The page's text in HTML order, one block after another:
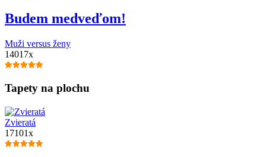
Budem medveďom!
Muži versus ženy
14017x
Tapety na plochu
Zvieratá
17101x